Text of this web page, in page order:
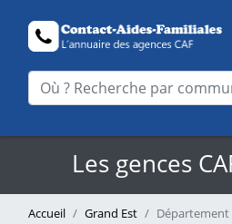
Les gences
Accueil Grand Est Département